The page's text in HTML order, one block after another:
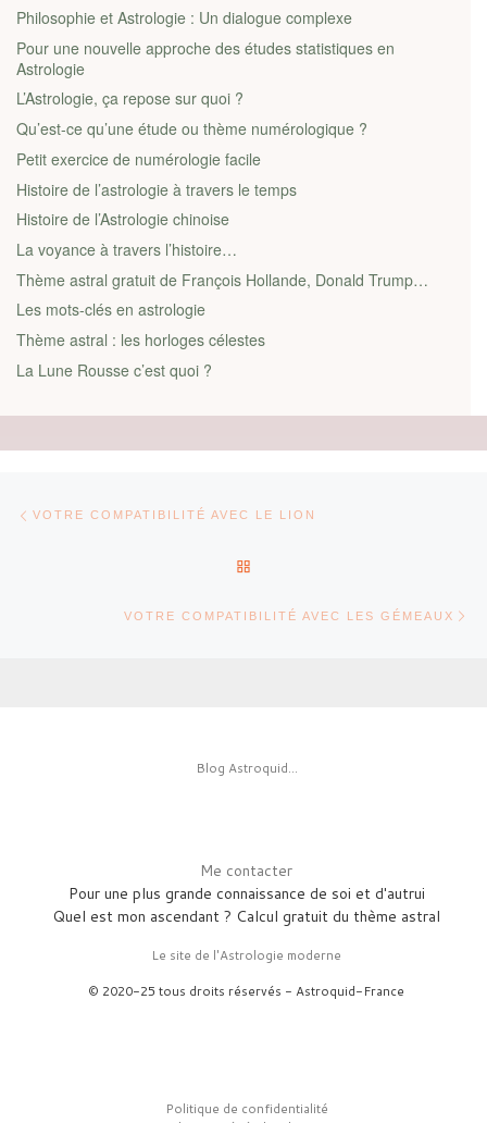
Philosophie et Astrologie : Un dialogue complexe
Pour une nouvelle approche des études statistiques en
Astrologie
L’Astrologie, ça repose sur quoi ?
Qu’est-ce qu’une étude ou thème numérologique ?
Petit exercice de numérologie facile
Histoire de l’astrologie à travers le temps
Histoire de l’Astrologie chinoise
La voyance à travers l’histoire…
Thème astral gratuit de François Hollande, Donald Trump…
Les mots-clés en astrologie
Thème astral : les horloges célestes
La Lune Rousse c’est quoi ?
VOTRE COMPATIBILITÉ AVEC LE LION
VOTRE COMPATIBILITÉ AVEC LES GÉMEAUX
Blog Astroquid...
Me contacter
Pour une plus grande connaissance de soi et d'autrui
Quel est mon ascendant ? Calcul gratuit du thème astral
Le site de l'Astrologie moderne
© 2020-25 tous droits réservés - Astroquid-France
Politique de confidentialité